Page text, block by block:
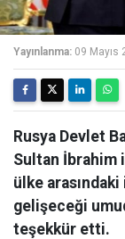
Yayınlanma: 09 Mayıs
Rusya Devlet
Sultan İbrahim
ülke
gelişeceği
teşekkür etti.